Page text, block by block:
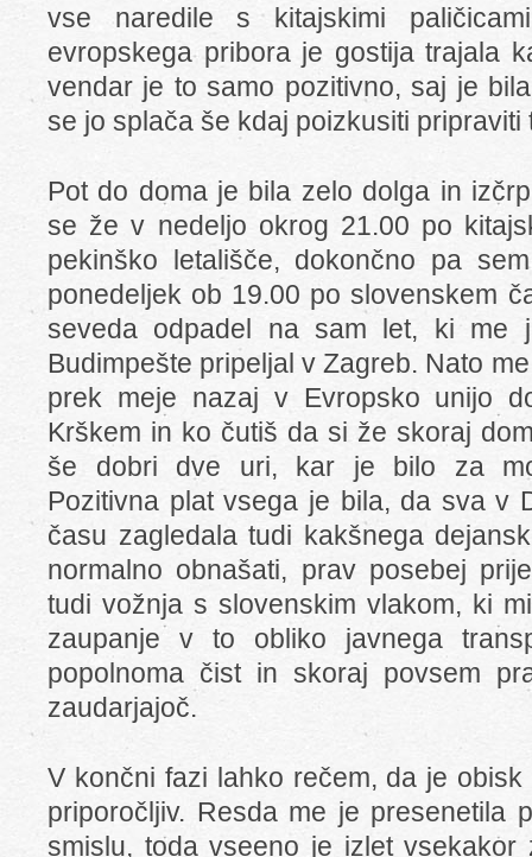
vse naredile s kitajskimi
evropskega pribora je gostija trajala
vendar je to samo pozitivno, saj je
se jo splača še kdaj poizkusiti pripraviti
Pot do doma je bila zelo dolga in
se že v nedeljo okrog 21.00 po
pekinško letališče, dokončno pa
ponedeljek ob 19.00 po slovenskem
seveda odpadel na sam let, ki me
Budimpešte pripeljal v Zagreb. Nato
prek meje nazaj v Evropsko unijo
Krškem in ko čutiš da si že skoraj
še dobri dve uri, kar je bilo za
Pozitivna plat vsega je bila, da sva v
času zagledala tudi kakšnega
normalno obnašati, prav posebej
tudi vožnja s slovenskim vlakom, ki
zaupanje v to obliko javnega
popolnoma čist in skoraj povsem
zaudarjajoč.
V končni fazi lahko rečem, da je
priporočljiv. Resda me je presenetila
smislu, toda vseeno je izlet vsekakor